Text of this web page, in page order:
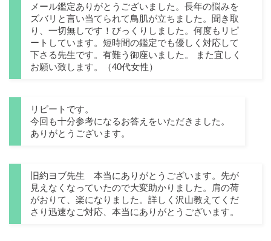
メール鑑定ありがとうございました。長年の悩みを
ズバリと言い当てられて鳥肌が立ちました。聞き取
り、一切無しです！びっくりしました。何度もリピ
ートしています。短時間の鑑定でも優しく対応して
下さる先生です。有難う御座いました。 また宜しく
お願い致します。（40代女性）
リピートです。
今回も十分参考になるお答えをいただきました。
ありがとうございます。
旧約ヨブ先生 本当にありがとうございます。先が
見えなくなっていたので大変助かりました。肩の荷
がおりて、楽になりました。詳しく沢山教えてくだ
さり迅速なご対応、本当にありがとうございます。